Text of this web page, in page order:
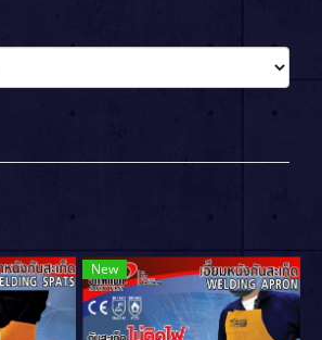
New